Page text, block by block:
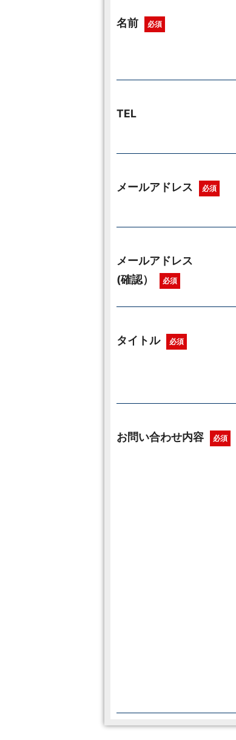
名前 必須
TEL
メールアドレス 必須
メールアドレス
(確認）
必須
タイトル 必須
お問い合わせ内容 必須